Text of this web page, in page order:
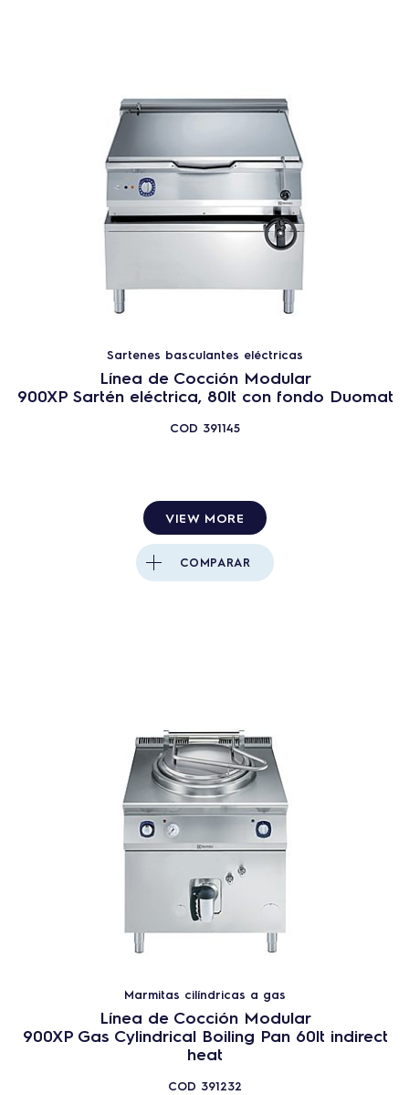
Sartenes basculantes eléctricas
Línea de Cocción Modular
900XP Sartén eléctrica, 80lt con fondo Duomat
COD 391145
VIEW MORE
COMPARAR
Marmitas cilíndricas a gas
Línea de Cocción Modular
900XP Gas Cylindrical Boiling Pan 60lt indirect
heat
COD 391232